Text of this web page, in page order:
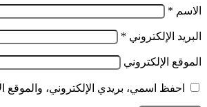
الاسم *
البريد الإلكتروني *
الموقع الإلكتروني
احفظ اسمي، بريدي الإلكتروني، والموقع